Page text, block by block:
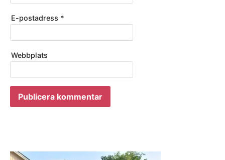
E-postadress *
Webbplats